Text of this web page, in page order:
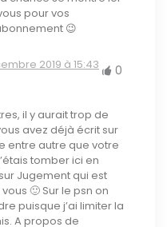
pour vos
😉
2019 à 15:43
0
il y aurait trop de
avez déjà écrit sur
entre autre que votre
tomber ici en
Jugement qui est
🙂 Sur le psn on
puisque j’ai limiter la
A propos de